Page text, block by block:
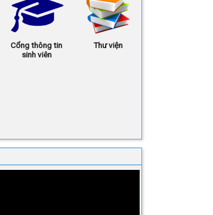
Cổng thông tin
sinh viên
Thư viện